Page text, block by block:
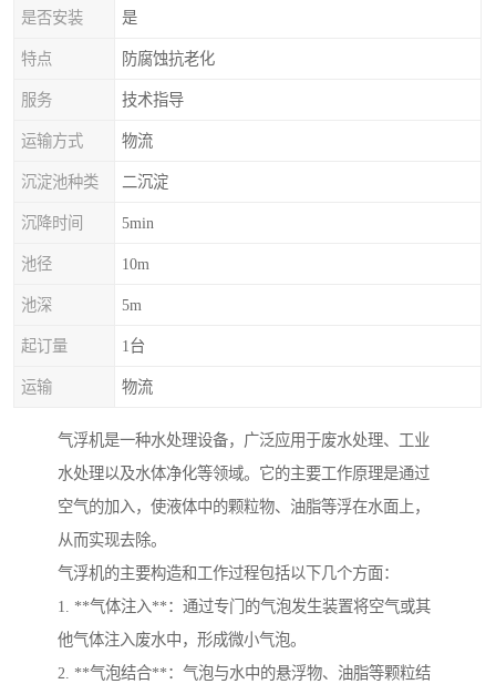
是否安装 是
特点 防腐蚀抗老化
服务 技术指导
运输方式 物流
沉淀池种类 二沉淀
沉降时间 5min
池径 10m
池深 5m
起订量 1台
运输 物流
气浮机是一种水处理设备，广泛应用于废水处理、工业
水处理以及水体净化等领域。它的主要工作原理是通过
空气的加入，使液体中的颗粒物、油脂等浮在水面上，
从而实现去除。
气浮机的主要构造和工作过程包括以下几个方面：
1. **气体注入**：通过专门的气泡发生装置将空气或其
他气体注入废水中，形成微小气泡。
2. **气泡结合**：气泡与水中的悬浮物、油脂等颗粒结